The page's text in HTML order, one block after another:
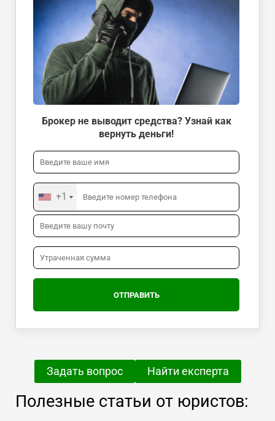
Брокер не выводит средства? Узнай как
вернуть деньги!
+1
Задать вопрос Найти експерта
Полезные статьи от юристов: